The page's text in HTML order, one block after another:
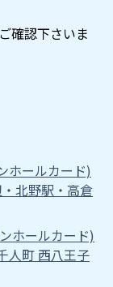
確認下さいま
ホールカード)
北野駅・高倉
ホールカード)
人町 西八王子